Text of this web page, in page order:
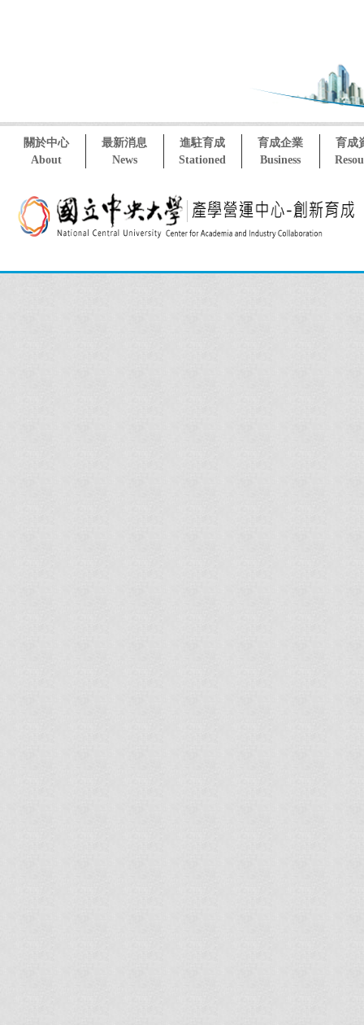
關於中心
About
最新消息
News
進駐育成
Stationed
育成企業
Business
育成